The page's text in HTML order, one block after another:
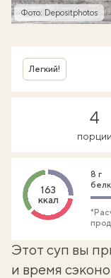
Фото: Depositphotos
Легкий!
4
порции
163
ккал
8 г
Этот суп вы
и время